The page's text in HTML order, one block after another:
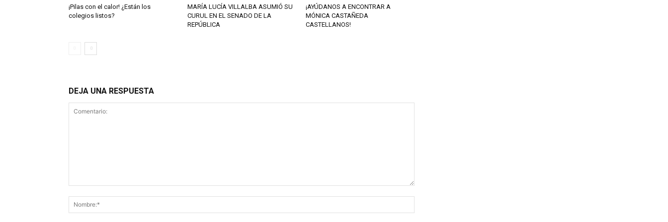
¡Pilas con el calor! ¿Están los
colegios listos?
MARÍA LUCÍA VILLALBA ASUMIÓ SU
CURUL EN EL SENADO DE LA
REPÚBLICA
¡AYÚDANOS A ENCONTRAR A
MÓNICA CASTAÑEDA
CASTELLANOS!
DEJA UNA RESPUESTA